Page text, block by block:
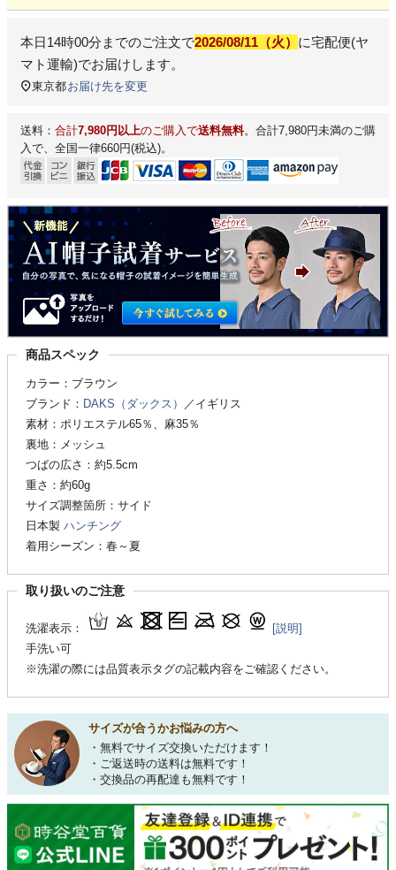
本日14時00分 までのご注文で2026/08/11（火） に宅配便(ヤ
マト運輸)でお届けします。
東京都お届け先を変更
送料： 合計7,980円以上のご購入で送料無料。合計7,980円未満のご購
入で、全国一律660円(税込)。
商品スペック
カラー：ブラウン
ブランド： DAKS（ダックス）
／イギリス
素材：ポリエステル65％、麻35％
裏地：メッシュ
つばの広さ：約5.5cm
重さ：約60g
サイズ調整箇所：サイド
日本製 ハンチング
着用シーズン：春～夏
取り扱いのご注意
洗濯表示：
[説明]
手洗い可
※洗濯の際には品質表示タグの記載内容をご確認ください。
サイズが合うかお悩みの方へ
・無料でサイズ交換いただけます！
・ご返送時の送料は無料です！
・交換品の再配達も無料です！